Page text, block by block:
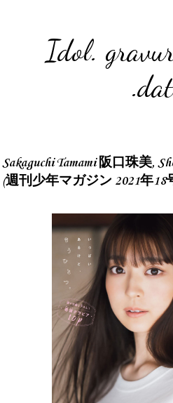
Idol.
Sakaguchi Tamami 阪口珠美,
(週刊少年マガジン 2021年18